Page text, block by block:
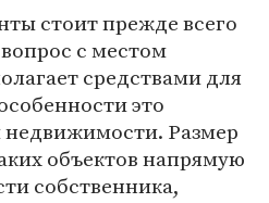
стоит прежде всего
с местом
средствами для
это
недвижимости. Размер
объектов напрямую
собственника,